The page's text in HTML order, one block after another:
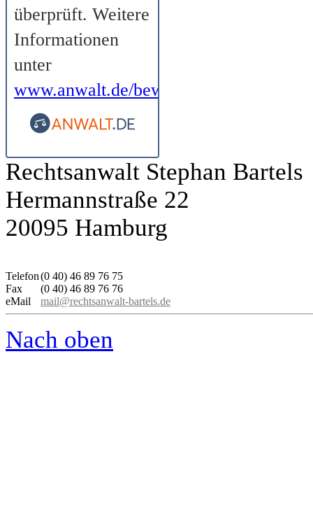
überprüft. Weitere
Informationen
unter
www.anwalt.de/bewertungsrichtlinien
Rechtsanwalt Stephan Bartels
Hermannstraße 22
20095 Hamburg
Telefon(0 40) 46 89 76 75
Fax
(0 40) 46 89 76 76
eMail
mail@rechtsanwalt-bartels.de
Nach oben